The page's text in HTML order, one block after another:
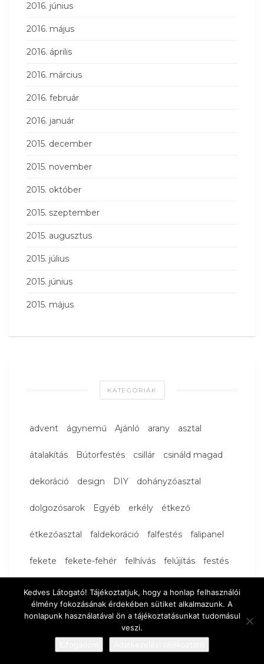
2016. június
2016. május
2016. április
2016. március
2016. február
2016. január
2015. december
2015. november
2015. október
2015. szeptember
2015. augusztus
2015. július
2015. június
2015. május
KATEGÓRIÁK
advent ágynemű Ajánló arany asztal
átalakítás Bútorfestés csillár csináld magad
dekoráció design DIY dohányzóasztal
dolgozósarok Egyéb erkély étkező
étkezőasztal faldekoráció falfestés falipanel
fekete fekete-fehér felhívás felújítás festés
fotel függöny Fürdőszoba gardrób
gondold újra gyerekbarát berendezés
gyerekszoba hálószoba Halottak napja
Kedves Látogató! Tájékoztatjuk, hogy a honlap felhasználói
élmény fokozásának érdekében sütiket alkalmazunk. A
honlapunk használatával ön a tájékoztatásunkat tudomásul
veszi.